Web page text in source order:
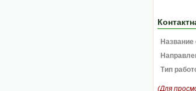
Название
Тип
(Для